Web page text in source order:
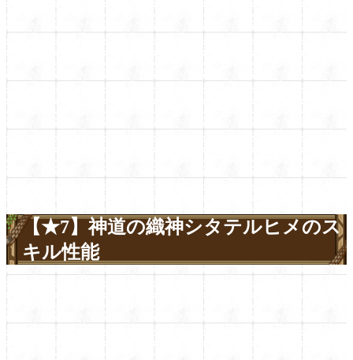
【★7】神道の織神シタテルヒメのス
キル性能